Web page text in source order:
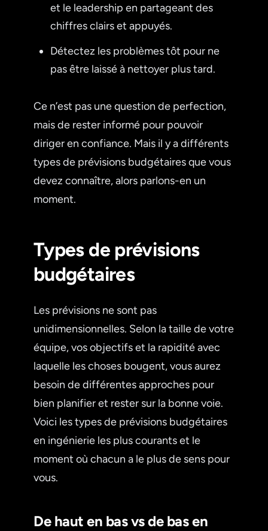
et le leadership en partageant des
chiffres clairs et appuyés.
Détectez les problèmes tôt pour ne
pas être laissé à nettoyer plus tard.
Ce n’est pas une question de perfection,
mais de rester informé pour pouvoir
diriger en confiance. Mais il y a différents
types de prévisions budgétaires que vous
devez connaître, alors parlons-en un
moment.
Types de prévisions
budgétaires
Les prévisions ne sont pas
unidimensionnelles. Selon la taille de votre
équipe, vos objectifs et la rapidité avec
laquelle les choses bougent, vous aurez
besoin de différentes approches pour
bien planifier et rester sur la bonne voie.
Voici les types de prévisions budgétaires
en ingénierie les plus courants et le
moment où chacun a le plus de sens pour
vous.
De haut en bas vs de bas en